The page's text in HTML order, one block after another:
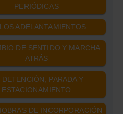
PERIÓDICAS
ADELANTAMIENTOS
DE SENTIDO Y MARCHA
ATRÁS
DETENCIÓN, PARADA Y
ESTACIONAMIENTO
DE INCORPORACIÓN